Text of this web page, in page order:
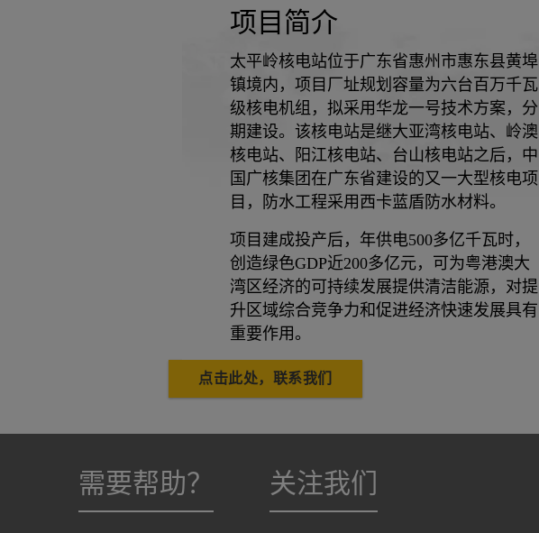
项目简介
太平岭核电站位于广东省惠州市惠东县黄埠
镇境内，项目厂址规划容量为六台百万千瓦
级核电机组，拟采用华龙一号技术方案，分
期建设。该核电站是继大亚湾核电站、岭澳
核电站、阳江核电站、台山核电站之后，中
国广核集团在广东省建设的又一大型核电项
目，防水工程采用西卡蓝盾防水材料。
项目建成投产后，年供电500多亿千瓦时，
创造绿色GDP近200多亿元，可为粤港澳大
湾区经济的可持续发展提供清洁能源，对提
升区域综合竞争力和促进经济快速发展具有
重要作用。
点击此处，联系我们
需要帮助？ 关注我们